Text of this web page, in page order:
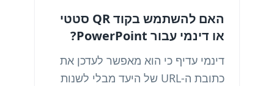
האם להשתמש בקוד QR סטטי
או דינמי עבור PowerPoint?
דינמי עדיף כי הוא מאפשר לעדכן את
כתובת ה-URL של היעד מבלי לשנות